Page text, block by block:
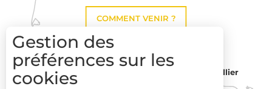
COMMENT VENIR ?
Montpellier
Gestion des
préférences sur les
cookies